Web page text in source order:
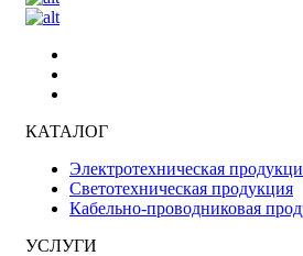
КАТАЛОГ
Электротехническая
Светотехническая продукция
Кабельно-проводниковая
УСЛУГИ